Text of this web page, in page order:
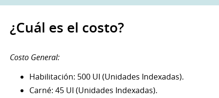
¿Cuál es el costo?
Costo General:
Habilitación: 500 UI (Unidades Indexadas).
Carné: 45 UI (Unidades Indexadas).